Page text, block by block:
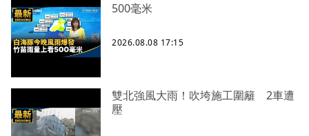
500毫米
2026.08.08 17:15
雙北強風大雨！吹垮施工圍籬 2車遭
壓